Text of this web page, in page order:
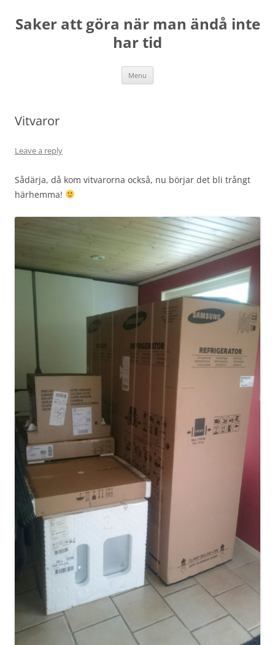
content
Saker att göra när man ändå inte
har tid
Menu
Vitvaror
Leave a reply
Sådärja, då kom vitvarorna också, nu börjar det bli trångt
härhemma!